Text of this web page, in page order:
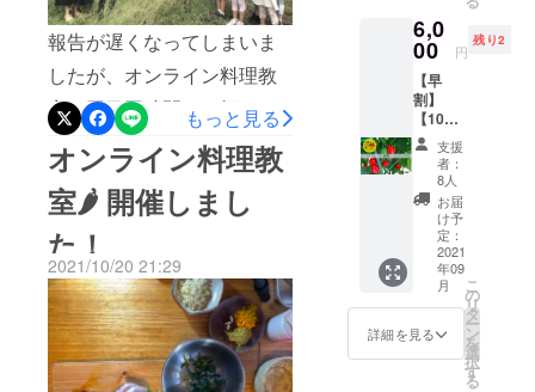
のか・・・本当にありがと
うございます！3人で相談し
た結果、シンプルに、【十
色とうがらしファーム】と
いう名前にしました。まず
はこの名前を多くの人に
知ってもらえるように。そ
して、お気づきの方もいる
かもしれませんが、【十色
とうがらしファーム】のロ
ゴが新しくなりました！真
困惑した表情・・明らか
に、お米の方が喜ばれたの
はヒミツですwほっとプラス
さん、いつもありがとうご
ざいます。いつもの感謝も
お伝えすることができて、
よかったです！またこれか
らもよろしくお願いしま
す〜！
deathstalker」となりまし
た。「deathstalker」とは、
毒の強いサソリのことだそ
うです。試飲しましたが、
とうがらしの辛みもあり、
発酵ジンジャーエールの味
わいも感じられ、とてもい
い感じに仕上がりまし
た！！しかし、なかなかの
辛さがあるので、一気に口
に含むのは控えた方がよさ
報告が遅くなってしまいま
したが、オンライン料理教
室と同日同時間に、畑で収
穫イベントを開催しまし
た！実は、本来は9月に開催
予定が台風で延期。今回も
朝は小雨が降っていて、ハ
ラハラしたのですがなんと
か持ちました。子どもたち
も参加をしてくれたので、
わいわい楽しく♪せっかく畑
もっと見る
オンライン料理教
室🌶 開催しまし
た！
2021/10/20 21:29
穫した
とうが
らし等
を送り
ます。
※十色で
は収穫
時期な
ど人手
が必要
な時期
や力仕
事が必
要な際
に、貧
困や就
労支援
6,0
00 円
残り2
【早
割】
【10個
限
定！
とうが
らし地
獄1kg
セット
（辛さ
レベ
ル：🌶🌶
🌶 ）】
・十色
の畑で
支援
者：
8人
お届
け予
定：
2021
年09
月
詳細を見る
こ
の
リ
タ
ー
ン
を
選
択
す
る